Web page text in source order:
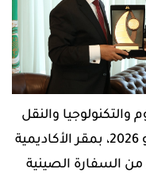
والتكنولوجيا والنقل
البحري، يوم الثلاثاء الموافق 9 يونيو 2026، بمقر الأكاديمية
من السفارة الصينية